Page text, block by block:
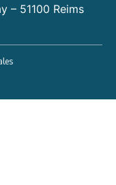
– 51100 Reims